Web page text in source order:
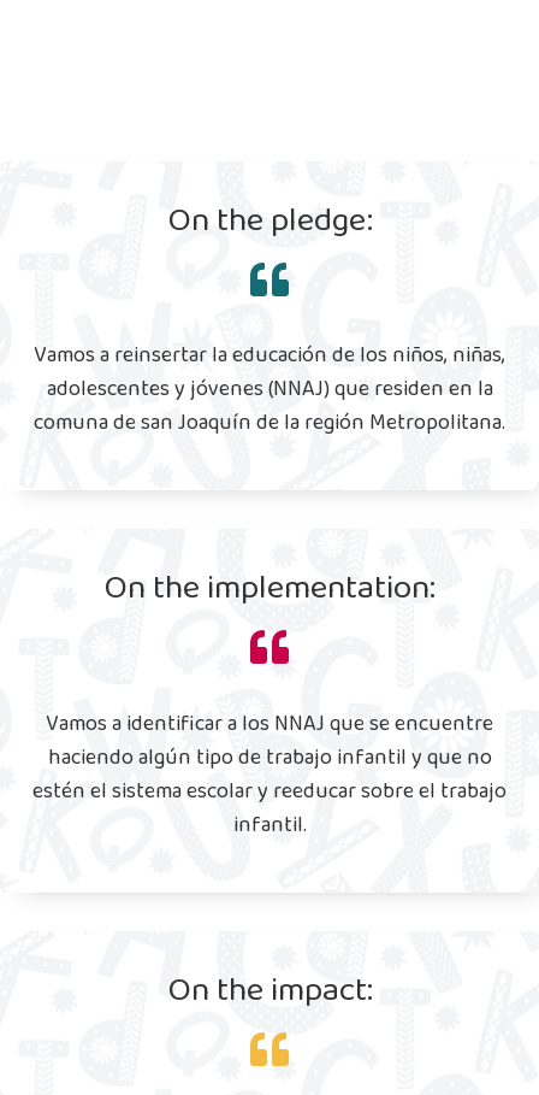
On the pledge:
Vamos a reinsertar la educación de los niños, niñas,
adolescentes y jóvenes (NNAJ) que residen en la
comuna de san Joaquín de la región Metropolitana.
On the implementation:
Vamos a identificar a los NNAJ que se encuentre
haciendo algún tipo de trabajo infantil y que no
estén el sistema escolar y reeducar sobre el trabajo
infantil.
On the impact: